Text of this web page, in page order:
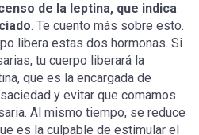
de la leptina, que indica
. Te cuento más sobre esto.
libera estas dos hormonas. Si
tu cuerpo liberará la
que es la encargada de
y evitar que comamos
Al mismo tiempo, se reduce
es la culpable de estimular el